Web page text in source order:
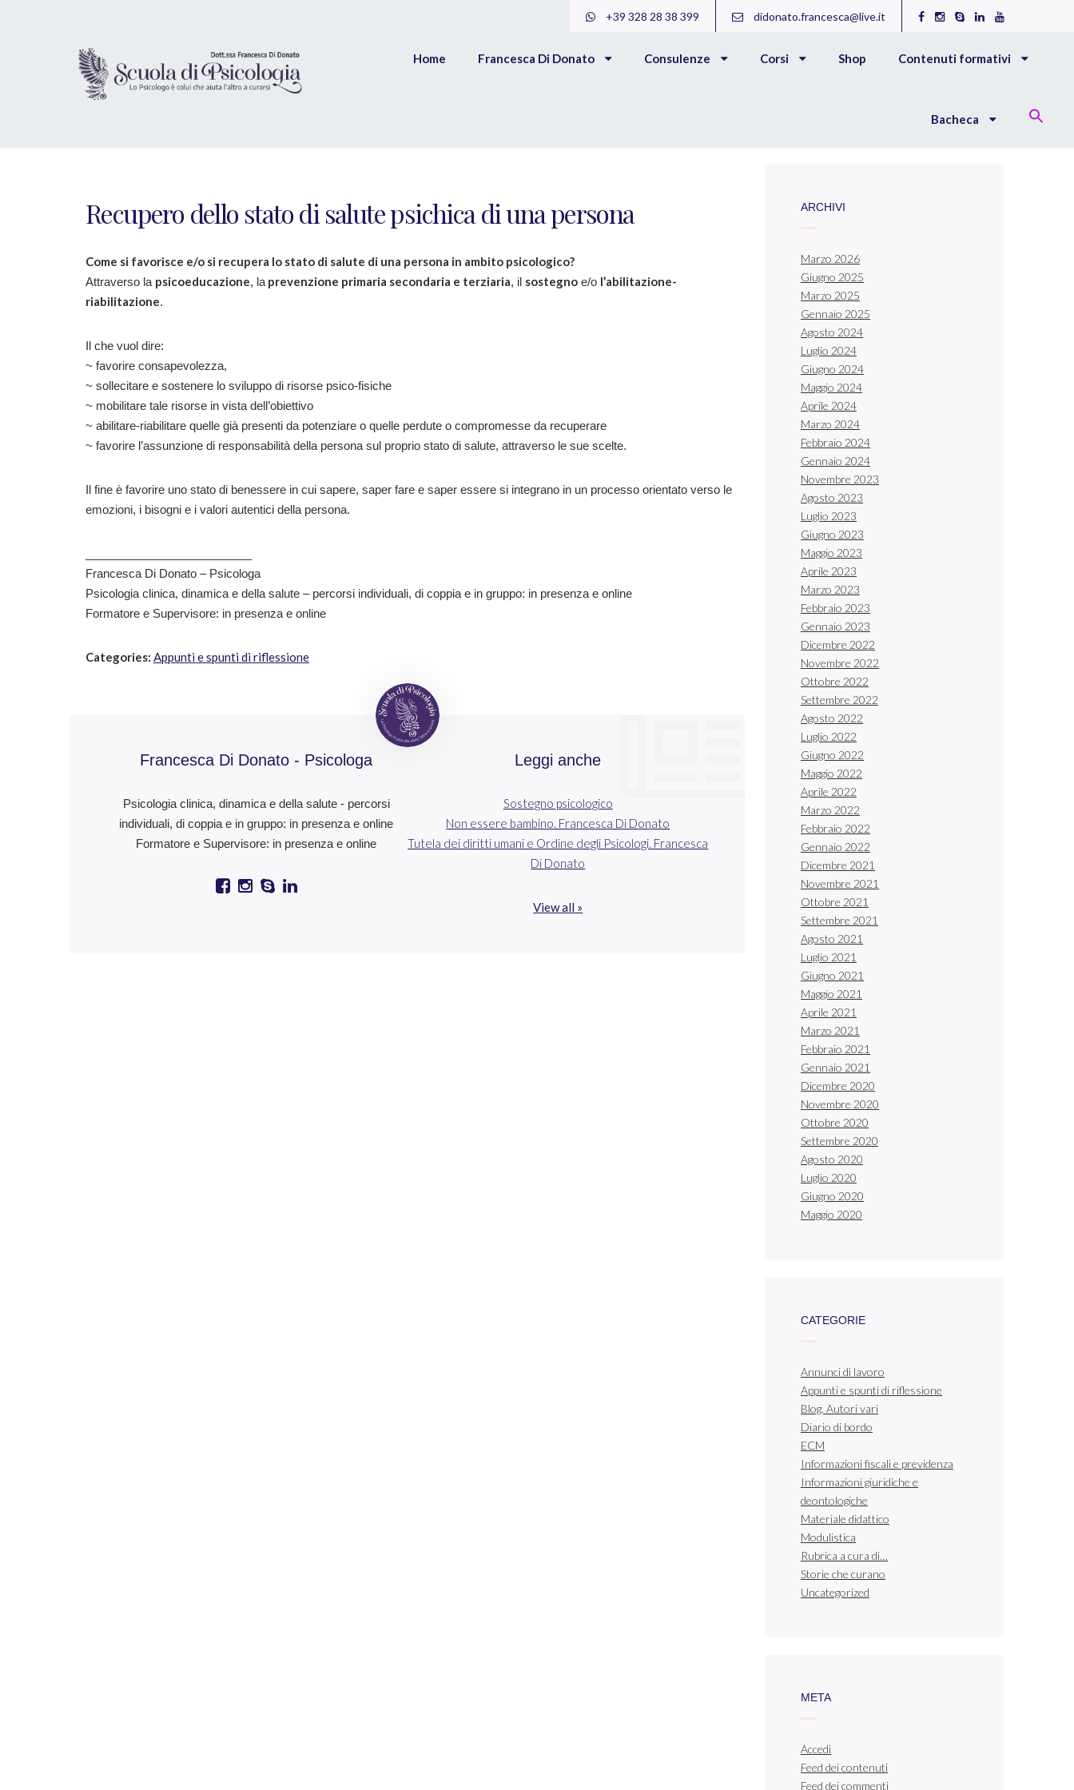
+39 328 28 38 399 didonato.francesca@live.it
Home Francesca Di Donato Consulenze Corsi Shop Contenuti formativi
Bacheca
Recupero dello stato di salute psichica di una persona
Come si favorisce e/o si recupera lo stato di salute di una persona in ambito psicologico?
Attraverso la psicoeducazione, la prevenzione primaria secondaria e terziaria, il sostegno e/o l’abilitazione-
riabilitazione.
Il che vuol dire:
~ favorire consapevolezza,
~ sollecitare e sostenere lo sviluppo di risorse psico-fisiche
~ mobilitare tale risorse in vista dell’obiettivo
~ abilitare-riabilitare quelle già presenti da potenziare o quelle perdute o compromesse da recuperare
~ favorire l’assunzione di responsabilità della persona sul proprio stato di salute, attraverso le sue scelte.
Il fine è favorire uno stato di benessere in cui sapere, saper fare e saper essere si integrano in un processo orientato verso le
emozioni, i bisogni e i valori autentici della persona.
Francesca Di Donato – Psicologa
Psicologia clinica, dinamica e della salute – percorsi individuali, di coppia e in gruppo: in presenza e online
Formatore e Supervisore: in presenza e online
Categories: Appunti e spunti di riflessione
Francesca Di Donato - Psicologa
Psicologia clinica, dinamica e della salute - percorsi
individuali, di coppia e in gruppo: in presenza e online
Formatore e Supervisore: in presenza e online
Leggi anche
Sostegno psicologico
Non essere bambino. Francesca Di Donato
Tutela dei diritti umani e Ordine degli Psicologi. Francesca
Di Donato
View all »
ARCHIVI
Marzo 2026
Giugno 2025
Marzo 2025
Gennaio 2025
Agosto 2024
Luglio 2024
Giugno 2024
Maggio 2024
Aprile 2024
Marzo 2024
Febbraio 2024
Gennaio 2024
Novembre 2023
Agosto 2023
Luglio 2023
Giugno 2023
Maggio 2023
Aprile 2023
Marzo 2023
Febbraio 2023
Gennaio 2023
Dicembre 2022
Novembre 2022
Ottobre 2022
Settembre 2022
Agosto 2022
Luglio 2022
Giugno 2022
Maggio 2022
Aprile 2022
Marzo 2022
Febbraio 2022
Gennaio 2022
Dicembre 2021
Novembre 2021
Ottobre 2021
Settembre 2021
Agosto 2021
Luglio 2021
Giugno 2021
Maggio 2021
Aprile 2021
Marzo 2021
Febbraio 2021
Gennaio 2021
Dicembre 2020
Novembre 2020
Ottobre 2020
Settembre 2020
Agosto 2020
Luglio 2020
Giugno 2020
Maggio 2020
CATEGORIE
Annunci di lavoro
Appunti e spunti di riflessione
Blog. Autori vari
Diario di bordo
ECM
Informazioni fiscali e previdenza
Informazioni giuridiche e
deontologiche
Materiale didattico
Modulistica
Rubrica a cura di…
Storie che curano
Uncategorized
META
Accedi
Feed dei contenuti
Feed dei commenti